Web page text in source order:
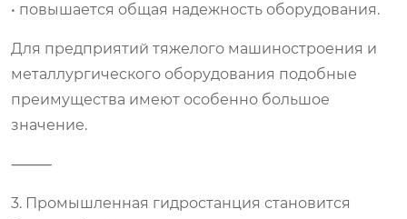
• повышается общая надежность оборудования.
Для предприятий тяжелого машиностроения и
металлургического оборудования подобные
преимущества имеют особенно большое
значение.
⸻
3. Промышленная гидростанция становится